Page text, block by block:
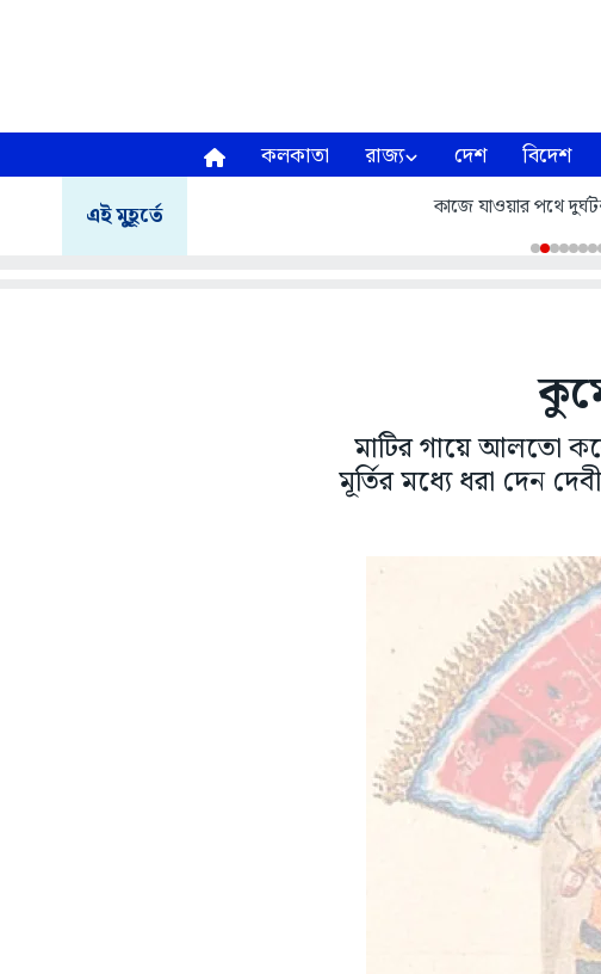
কলকাতা রাজ্য দেশ বিদেশ
এই মুহূর্তে কাজে যাওয়ার পথে
মাটির গায়ে আলতো
মূর্তির মধ্যে ধরা দেন